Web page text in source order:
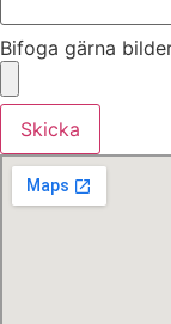
Bifoga gärna
Skicka